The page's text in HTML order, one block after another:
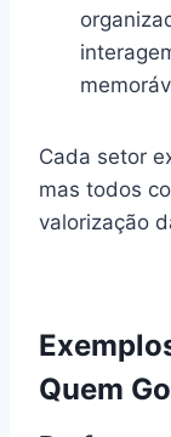
Cada setor
mas todos
valorização
Quem